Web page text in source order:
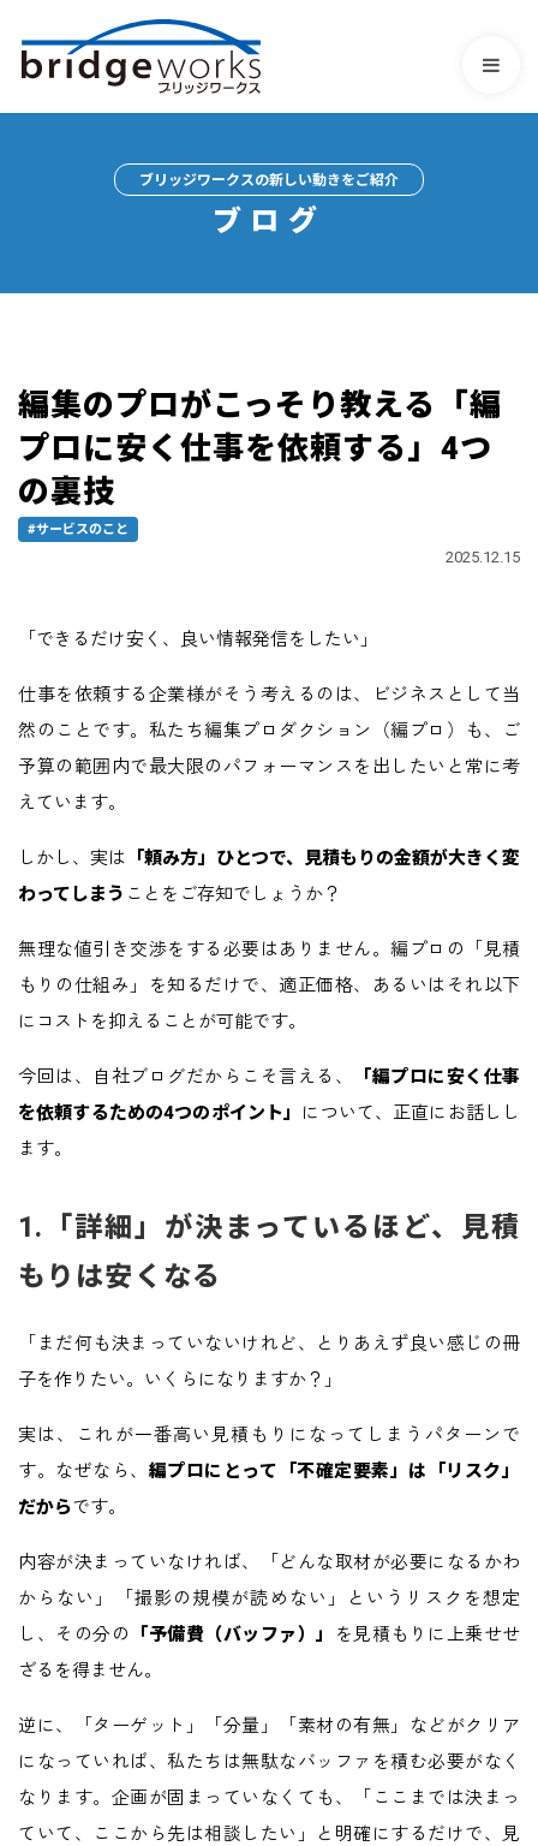
ブリッジワークスの新しい動きをご紹介
ブログ
編集のプロがこっそり教える「編
プロに安く仕事を依頼する」4つ
の裏技
#サービスのこと
2025.12.15
「できるだけ安く、良い情報発信をしたい」
仕事を依頼する企業様がそう考えるのは、ビジネスとして当
然のことです。私たち編集プロダクション（編プロ）も、ご
予算の範囲内で最大限のパフォーマンスを出したいと常に考
えています。
しかし、実は 「頼み方」ひとつで、見積もりの金額が大きく変
わってしまう ことをご存知でしょうか？
無理な値引き交渉をする必要はありません。編プロの「見積
もりの仕組み」を知るだけで、適正価格、あるいはそれ以下
にコストを抑えることが可能です。
今回は、自社ブログだからこそ言える、
「編プロに安く仕事
を依頼するための4つのポイント」 について、正直にお話しし
ます。
1.「詳細」が決まっているほど、見積
もりは安くなる
「まだ何も決まっていないけれど、とりあえず良い感じの冊
子を作りたい。いくらになりますか？」
実は、これが一番高い見積もりになってしまうパターンで
す。なぜなら、 編プロにとって「不確定要素」は「リスク」
だからです。
内容が決まっていなければ、「どんな取材が必要になるかわ
からない」「撮影の規模が読めない」というリスクを想定
し、その分の
「予備費（バッファ）」
を見積もりに上乗せせ
ざるを得ません。
逆に、「ターゲット」「分量」「素材の有無」などがクリア
になっていれば、私たちは無駄なバッファを積む必要がなく
なります。企画が固まっていなくても、「ここまでは決まっ
ていて、ここから先は相談したい」と明確にするだけで、見